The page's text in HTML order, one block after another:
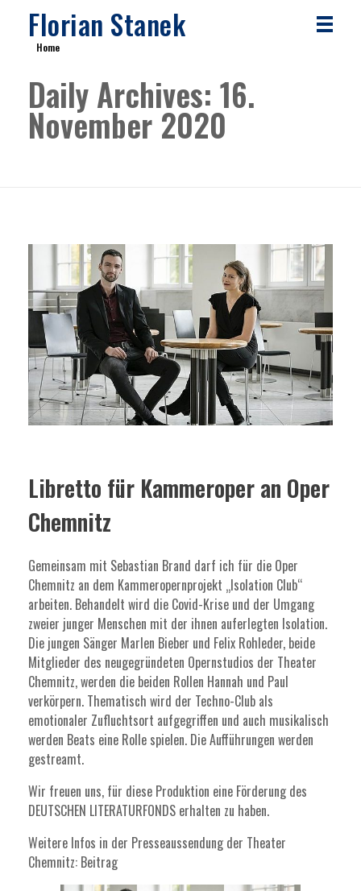
Florian Stanek
Home
Daily Archives: 16.
November 2020
Libretto für Kammeroper an Oper
Chemnitz
Gemeinsam mit Sebastian Brand darf ich für die Oper
Chemnitz an dem Kammeropernprojekt „Isolation Club“
arbeiten. Behandelt wird die Covid-Krise und der Umgang
zweier junger Menschen mit der ihnen auferlegten Isolation.
Die jungen Sänger Marlen Bieber und Felix Rohleder, beide
Mitglieder des neugegründeten Opernstudios der Theater
Chemnitz, werden die beiden Rollen Hannah und Paul
verkörpern. Thematisch wird der Techno-Club als
emotionaler Zufluchtsort aufgegriffen und auch musikalisch
werden Beats eine Rolle spielen. Die Aufführungen werden
gestreamt.
Wir freuen uns, für diese Produktion eine Förderung des
DEUTSCHEN LITERATURFONDS erhalten zu haben.
Weitere Infos in der Presseaussendung der Theater
Chemnitz: Beitrag